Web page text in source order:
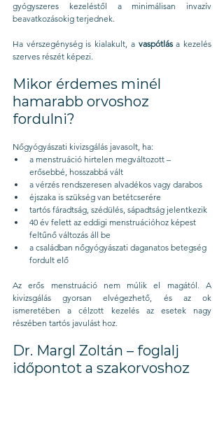
gyógyszeres kezeléstől a minimálisan invazív
beavatkozásokig terjednek.
Ha vérszegénység is kialakult, a vaspótlás a kezelés
szerves részét képezi.
Mikor érdemes minél
hamarabb orvoshoz
fordulni?
Nőgyógyászati kivizsgálás javasolt, ha:
a menstruáció hirtelen megváltozott –
erősebbé, hosszabbá vált
a vérzés rendszeresen alvadékos vagy darabos
éjszaka is szükség van betétcserére
tartós fáradtság, szédülés, sápadtság jelentkezik
40 év felett az eddigi menstruációhoz képest
feltűnő változás áll be
a családban nőgyógyászati daganatos betegség
fordult elő
Az erős menstruáció nem múlik el magától. A
kivizsgálás gyorsan elvégezhető, és az ok
ismeretében a célzott kezelés az esetek nagy
részében tartós javulást hoz.
Dr. Margl Zoltán – foglalj
időpontot a szakorvoshoz